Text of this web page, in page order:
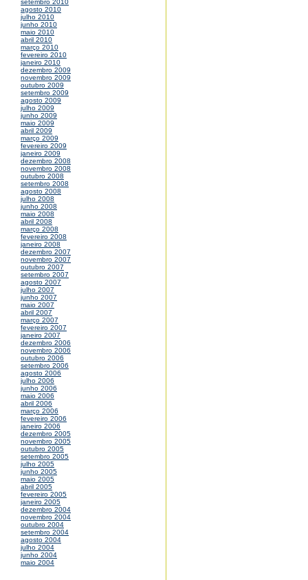
setembro 2010
agosto 2010
julho 2010
junho 2010
maio 2010
abril 2010
março 2010
fevereiro 2010
janeiro 2010
dezembro 2009
novembro 2009
outubro 2009
setembro 2009
agosto 2009
julho 2009
junho 2009
maio 2009
abril 2009
março 2009
fevereiro 2009
janeiro 2009
dezembro 2008
novembro 2008
outubro 2008
setembro 2008
agosto 2008
julho 2008
junho 2008
maio 2008
abril 2008
março 2008
fevereiro 2008
janeiro 2008
dezembro 2007
novembro 2007
outubro 2007
setembro 2007
agosto 2007
julho 2007
junho 2007
maio 2007
abril 2007
março 2007
fevereiro 2007
janeiro 2007
dezembro 2006
novembro 2006
outubro 2006
setembro 2006
agosto 2006
julho 2006
junho 2006
maio 2006
abril 2006
março 2006
fevereiro 2006
janeiro 2006
dezembro 2005
novembro 2005
outubro 2005
setembro 2005
julho 2005
junho 2005
maio 2005
abril 2005
fevereiro 2005
janeiro 2005
dezembro 2004
novembro 2004
outubro 2004
setembro 2004
agosto 2004
julho 2004
junho 2004
maio 2004